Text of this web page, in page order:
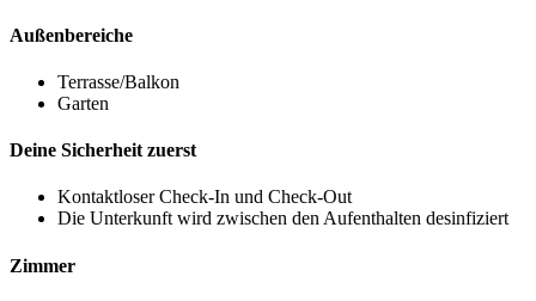
Außenbereiche
Terrasse/Balkon
Garten
Deine Sicherheit zuerst
Kontaktloser Check-In und Check-Out
Die Unterkunft wird zwischen den Aufenthalten desinfiziert
Zimmer